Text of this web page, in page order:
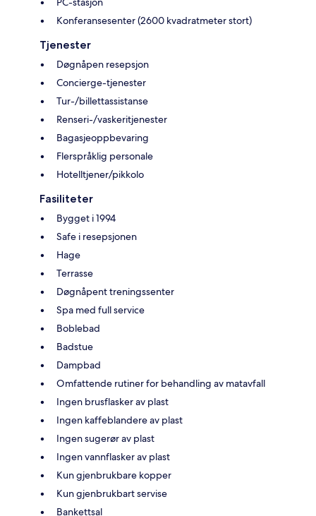
Konferansesenter (2600 kvadratmeter stort)
Tjenester
Døgnåpen resepsjon
Concierge-tjenester
Tur-/billettassistanse
Renseri-/vaskeritjenester
Bagasjeoppbevaring
Flerspråklig personale
Hotelltjener/pikkolo
Fasiliteter
Bygget i 1994
Safe i resepsjonen
Hage
Terrasse
Døgnåpent treningssenter
Spa med full service
Boblebad
Badstue
Dampbad
Omfattende rutiner for behandling av matavfall
Ingen brusflasker av plast
Ingen kaffeblandere av plast
Ingen sugerør av plast
Ingen vannflasker av plast
Kun gjenbrukbare kopper
Kun gjenbrukbart servise
Bankettsal